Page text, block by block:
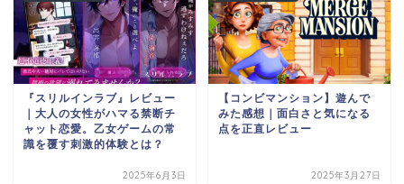
『スリルインラブ』レビュー
｜大人の女性がハマる禁断チ
ャット恋愛。乙女ゲームの常
識を覆す刺激的体験とは？
2025年6月3日
【コンビマンション】遊んで
みた感想｜面白さと気になる
点を正直レビュー
2025年3月27日